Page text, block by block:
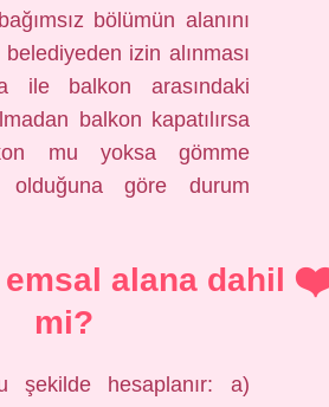
bölümün alanını
belediyeden izin alınması
ile balkon arasındaki
balkon kapatılırsa
mu yoksa gömme
göre durum
alana dahil
mi?
şekilde hesaplanır: a)